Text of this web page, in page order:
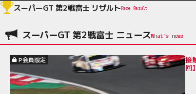
スーパーGT 第2戦富士 リザルトRace Result
スーパーGT 第2戦富士 ニュース
P会員限定
接
回】